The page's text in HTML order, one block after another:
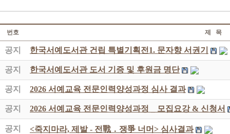
번호 제 목
공지 한국서예도서관 건립 특별기획전1. 문자향 서권기
공지 한국서예도서관 도서 기증 및 후원금 명단
공지 2026 서예교육 전문인력양성과정 심사 결과
공지 2026 서예교육 전문인력양성과정 _ 모집요강 & 신청서
공지 <죽지마라, 제발 - 전戰 ․ 쟁爭 너머> 심사결과